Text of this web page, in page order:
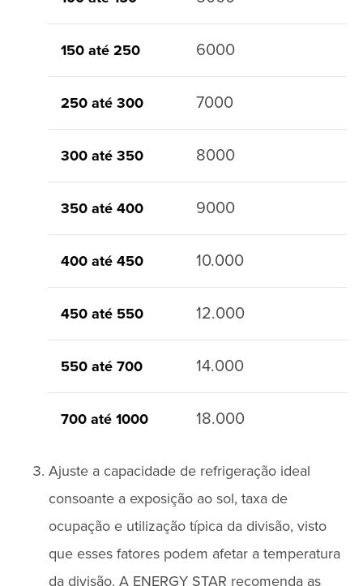
150 até 250 6000
250 até 300 7000
300 até 350 8000
350 até 400 9000
400 até 450 10.000
450 até 550 12.000
550 até 700 14.000
700 até 1000 18.000
Ajuste a capacidade de refrigeração ideal
consoante a exposição ao sol, taxa de
ocupação e utilização típica da divisão, visto
que esses fatores podem afetar a temperatura
da divisão. A ENERGY STAR recomenda as